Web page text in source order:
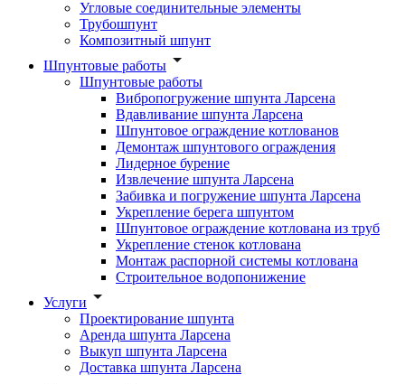
Угловые соединительные элементы
Трубошпунт
Композитный шпунт
Шпунтовые работы
Шпунтовые работы
Вибропогружение шпунта Ларсена
Вдавливание шпунта Ларсена
Шпунтовое ограждение котлованов
Демонтаж шпунтового ограждения
Лидерное бурение
Извлечение шпунта Ларсена
Забивка и погружение шпунта Ларсена
Укрепление берега шпунтом
Шпунтовое ограждение котлована из труб
Укрепление стенок котлована
Монтаж распорной системы котлована
Строительное водопонижение
Услуги
Проектирование шпунта
Аренда шпунта Ларсена
Выкуп шпунта Ларсена
Доставка шпунта Ларсена